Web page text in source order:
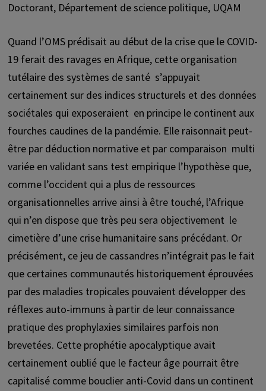
Doctorant, Département de science politique, UQAM
Quand l’OMS prédisait au début de la crise que le COVID-
19 ferait des ravages en Afrique, cette organisation
tutélaire des systèmes de santé s’appuyait
certainement sur des indices structurels et des données
sociétales qui exposeraient en principe le continent aux
fourches caudines de la pandémie. Elle raisonnait peut-
être par déduction normative et par comparaison multi
variée en validant sans test empirique l’hypothèse que,
comme l’occident qui a plus de ressources
organisationnelles arrive ainsi à être touché, l’Afrique
qui n’en dispose que très peu sera objectivement le
cimetière d’une crise humanitaire sans précédant. Or
précisément, ce jeu de cassandres n’intégrait pas le fait
que certaines communautés historiquement éprouvées
par des maladies tropicales pouvaient développer des
réflexes auto-immuns à partir de leur connaissance
pratique des prophylaxies similaires parfois non
brevetées. Cette prophétie apocalyptique avait
certainement oublié que le facteur âge pourrait être
capitalisé comme bouclier anti-Covid dans un continent